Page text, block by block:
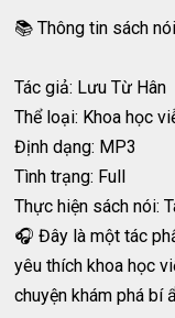
📚 Thông tin sách nói
Tác giả: Lưu Từ Hân
Thể loại: Khoa học
Định dạng: MP3
Tình trạng: Full
Thực hiện sách nói:
🎧 Đây là một tác
yêu thích khoa học
chuyện khám phá bí